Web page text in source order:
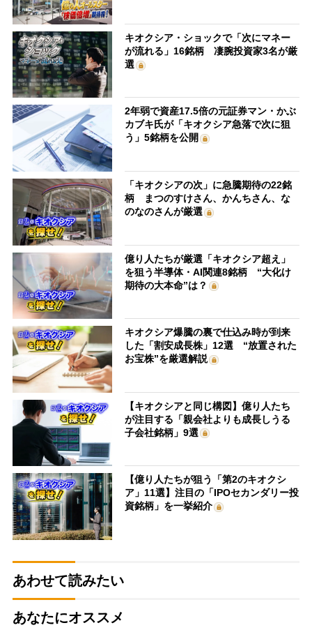
キオクシア・ショックで「次にマネー
が流れる」16銘柄 凄腕投資家3名が厳
選
2年弱で資産17.5倍の元証券マン・かぶ
カブキ氏が「キオクシア急落で次に狙
う」5銘柄を公開
「キオクシアの次」に急騰期待の22銘
柄 まつのすけさん、かんちさん、な
のなのさんが厳選
億り人たちが厳選「キオクシア超え」
を狙う半導体・AI関連8銘柄 “大化け
期待の大本命”は？
キオクシア爆騰の裏で仕込み時が到来
した「割安成長株」12選 “放置された
お宝株”を厳選解説
【キオクシアと同じ構図】億り人たち
が注目する「親会社よりも成長しうる
子会社銘柄」9選
【億り人たちが狙う「第2のキオクシ
ア」11選】注目の「IPOセカンダリー投
資銘柄」を一挙紹介
あわせて読みたい
あなたにオススメ